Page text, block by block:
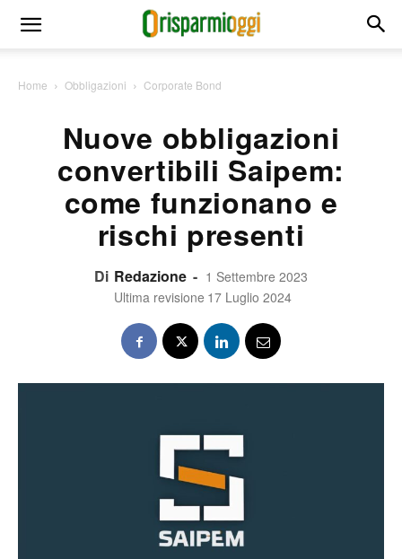
Home Obbligazioni Corporate Bond
Nuove obbligazioni
convertibili Saipem:
come funzionano e
rischi presenti
Di Redazione - 1 Settembre 2023
Ultima revisione 17 Luglio 2024